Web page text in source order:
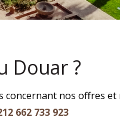
Douar ?
nos offres
662 733 923